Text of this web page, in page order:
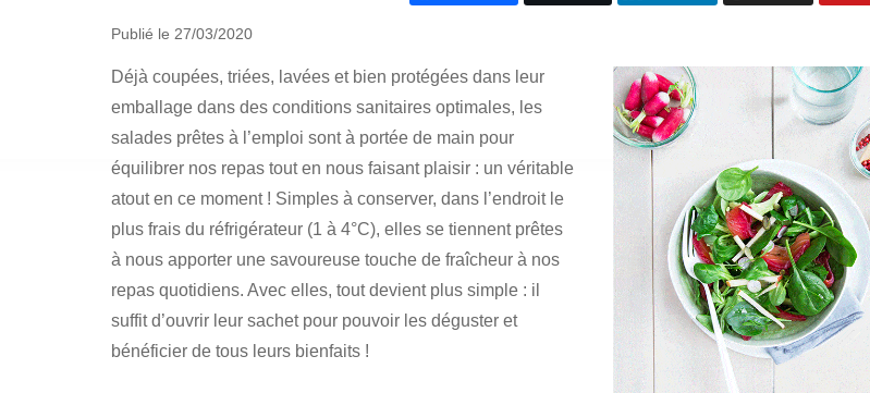
Publié le 27/03/2020
Déjà coupées, triées, lavées et bien protégées dans leur
emballage dans des conditions sanitaires optimales, les
salades prêtes à l’emploi sont à portée de main pour
équilibrer nos repas tout en nous faisant plaisir : un véritable
atout en ce moment ! Simples à conserver, dans l’endroit le
plus frais du réfrigérateur (1 à 4°C), elles se tiennent prêtes
à nous apporter une savoureuse touche de fraîcheur à nos
repas quotidiens. Avec elles, tout devient plus simple : il
suffit d’ouvrir leur sachet pour pouvoir les déguster et
bénéficier de tous leurs bienfaits !